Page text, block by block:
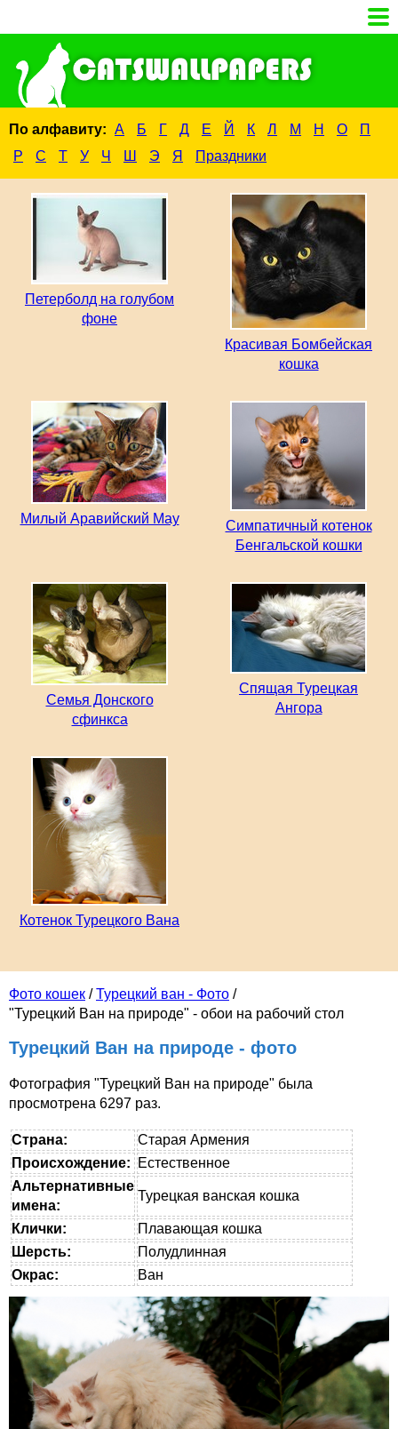
По алфавиту: А Б Г Д Е Й К Л М Н О
П
Р
С Т У Ч Ш Э Я Праздники
Фото кошек /Турецкий ван - Фото /
"Турецкий Ван на природе" - обои на рабочий стол
Турецкий Ван на природе - фото
Фотография "Турецкий Ван на природе" была
просмотрена 6297 раз.
Страна:
Старая Армения
Происхождение:
Естественное
Альтернативные
имена:
Турецкая ванская кошка
Клички:
Плавающая кошка
Шерсть:
Полудлинная
Окрас:
Ван
Петерболд на голубом
фоне
Красивая Бомбейская
кошка
Милый Аравийский Мау
Симпатичный котенок
Бенгальской кошки
Семья Донского
сфинкса
Спящая Турецкая
Ангора
Котенок Турецкого Вана